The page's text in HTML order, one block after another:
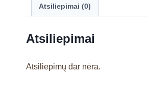
Atsiliepimai (0)
Atsiliepimai
Atsiliepimų dar nėra.